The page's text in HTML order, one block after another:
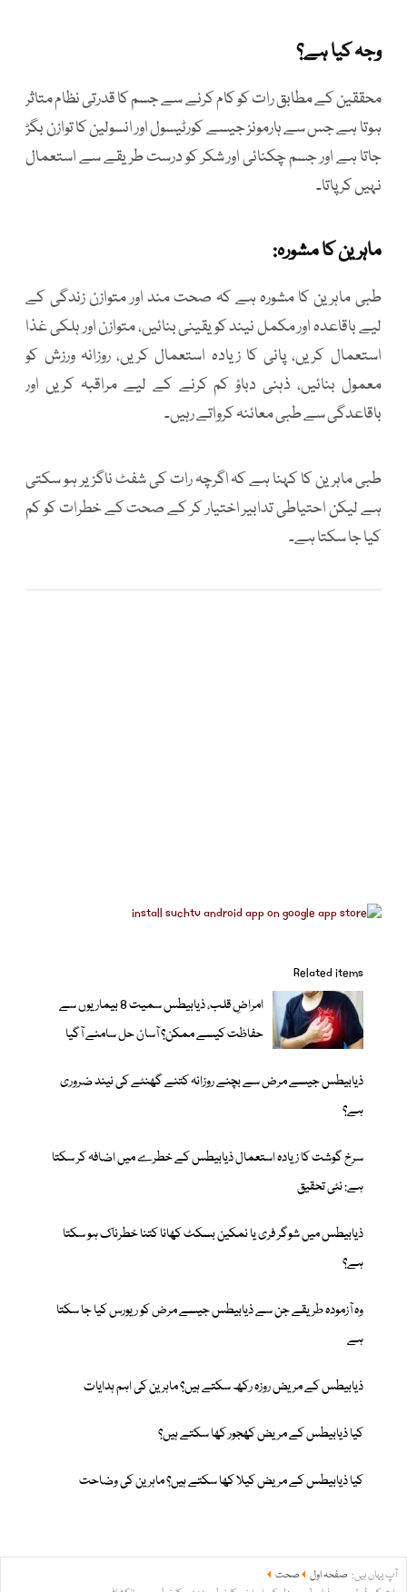
وجہ کیا ہے؟
محققین کے مطابق رات کو کام کرنے سے جسم کا قدرتی نظام متاثر
ہوتا ہے جس سے ہارمونز جیسے کورٹیسول اور انسولین کا توازن بگڑ
جاتا ہے اور جسم چکنائی اور شکر کو درست طریقے سے استعمال
نہیں کر پاتا۔
ماہرین کا مشورہ:
طبی ماہرین کا مشورہ ہے کہ صحت مند اور متوازن زندگی کے
لیے باقاعدہ اور مکمل نیند کو یقینی بنائیں، متوازن اور ہلکی غذا
استعمال کریں، پانی کا زیادہ استعمال کریں، روزانہ ورزش کو
معمول بنائیں، ذہنی دباؤ کم کرنے کے لیے مراقبہ کریں اور
باقاعدگی سے طبی معائنہ کرواتے رہیں۔
طبی ماہرین کا کہنا ہے کہ اگرچہ رات کی شفٹ ناگزیر ہو سکتی
ہے لیکن احتیاطی تدابیر اختیار کر کے صحت کے خطرات کو کم
کیا جا سکتا ہے۔
Related items
امراضِ قلب، ذیابیطس سمیت 8 بیماریوں سے
حفاظت کیسے ممکن؟ آسان حل سامنے آگیا
ذیابیطس جیسے مرض سے بچنے روزانہ کتنے گھنٹے کی نیند ضروری
ہے؟
سرخ گوشت کا زیادہ استعمال ذیابیطس کے خطرے میں اضافہ کر سکتا
ہے: نئی تحقیق
ذیابیطس میں شوگر فری یا نمکین بسکٹ کھانا کتنا خطرناک ہو سکتا
ہے؟
وہ آزمودہ طریقے جن سے ذیابیطس جیسے مرض کو ریورس کیا جا سکتا
ہے
ذیابیطس کے مریض روزہ رکھ سکتے ہیں؟ ماہرین کی اہم ہدایات
کیا ذیابیطس کے مریض کھجور کھا سکتے ہیں؟
کیا ذیابیطس کے مریض کیلا کھا سکتے ہیں؟ ماہرین کی وضاحت
آپ یہاں ہیں: صفحہ اول
صحت